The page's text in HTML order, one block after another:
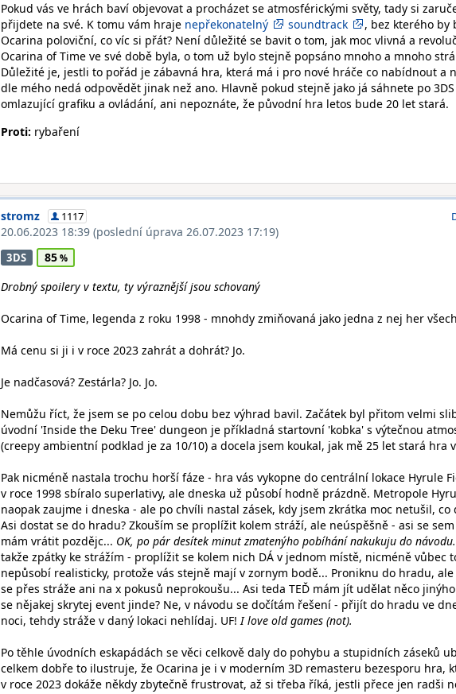
Pokud vás ve hrách baví objevovat a procházet se atmosférickými světy, tady si
přijdete na své. K tomu vám hraje nepřekonatelný soundtrack
, bez kterého by
Ocarina poloviční, co víc si přát? Není důležité se bavit o tom, jak moc vlivná a
Ocarina of Time ve své době byla, o tom už bylo stejně popsáno mnoho a mnoho
Důležité je, jestli to pořád je zábavná hra, která má i pro nové hráče co nabídnout a
dle mého nedá odpovědět jinak než ano. Hlavně pokud stejně jako já sáhnete po
omlazující grafiku a ovládání, ani nepoznáte, že původní hra letos bude 20 let stará.
Proti: rybaření
stromz 1117
20.06.2023 18:39 (poslední úprava 26.07.2023 17:19)
3DS
85
Drobný spoilery v textu, ty výraznější jsou schovaný
Ocarina of Time, legenda z roku 1998 - mnohdy zmiňovaná jako jedna z nej her
Má cenu si ji i v roce 2023 zahrát a dohrát? Jo.
Je nadčasová? Zestárla? Jo. Jo.
Nemůžu říct, že jsem se po celou dobu bez výhrad bavil. Začátek byl přitom velmi
úvodní 'Inside the Deku Tree' dungeon je příkladná startovní 'kobka' s výtečnou
(creepy ambientní podklad je za 10/10) a docela jsem koukal, jak mě 25 let stará hra
Pak nicméně nastala trochu horší fáze - hra vás vykopne do centrální lokace Hyrule
v roce 1998 sbíralo superlativy, ale dneska už působí hodně prázdně. Metropole
naopak zaujme i dneska - ale po chvíli nastal zásek, kdy jsem zkrátka moc netušil, co
Asi dostat se do hradu? Zkouším se proplížit kolem stráží, ale neúspěšně - asi se
mám vrátit pozdějc... OK, po pár desítek minut zmatenýho pobíhání nakukuju do
takže zpátky ke strážím - proplížit se kolem nich DÁ v jednom místě, nicméně vůbec
nepůsobí realisticky, protože vás stejně mají v zornym bodě... Proniknu do hradu,
se přes stráže ani na x pokusů neprokoušu... Asi teda TEĎ mám jít udělat něco
se nějakej skrytej event jinde? Ne, v návodu se dočítám řešení - přijít do hradu ve
noci, tehdy stráže v daný lokaci nehlídaj. UF!I love old games (not).
Po těhle úvodních eskapádách se věci celkově daly do pohybu a stupidních záseků
celkem dobře to ilustruje, že Ocarina je i v moderním 3D remasteru bezesporu hra,
v roce 2023 dokáže někdy zbytečně frustrovat, až si třeba říká, jestli přece jen radši